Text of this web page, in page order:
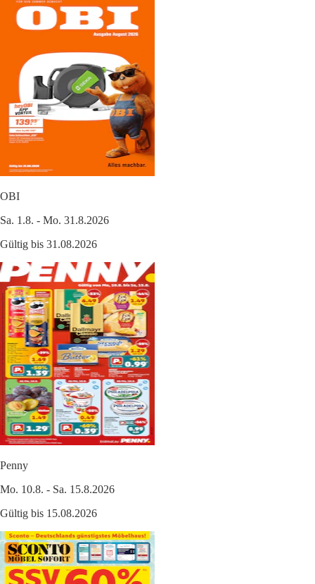
OBI
Sa. 1.8. - Mo. 31.8.2026
Gültig bis 31.08.2026
Penny
Mo. 10.8. - Sa. 15.8.2026
Gültig bis 15.08.2026